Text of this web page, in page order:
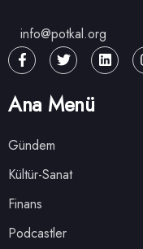
info@potkal.org
Ana Menü
Gündem
Kültür-Sanat
Finans
Podcastler